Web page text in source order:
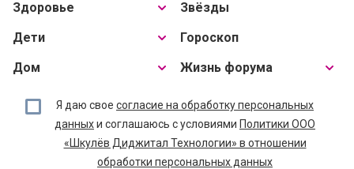
Здоровье
Дети
Дом
Звёзды
Гороскоп
Жизнь форума
Я даю свое согласие на обработку персональных
данныхи соглашаюсь с условиями Политики ООО
«Шкулёв Диджитал Технологии» в отношении
обработки персональных данных